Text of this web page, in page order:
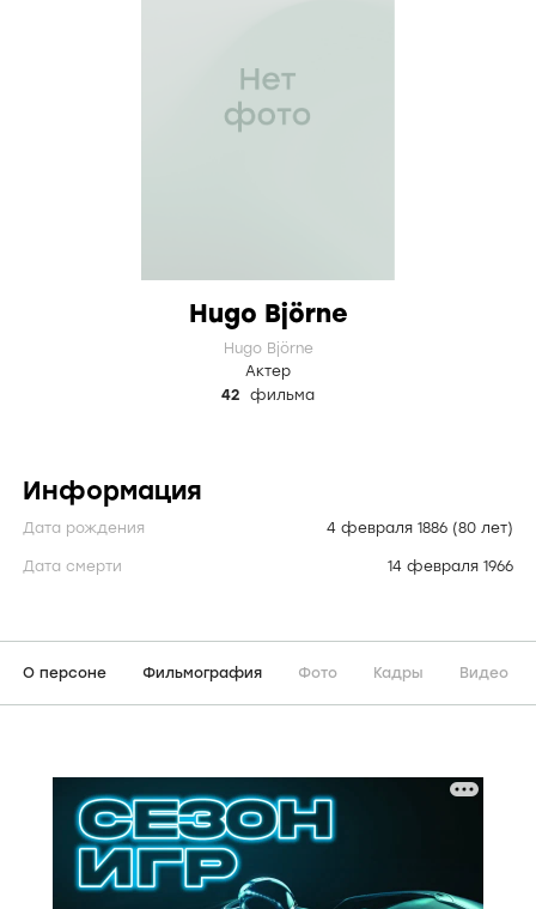
Hugo Björne
Hugo Björne
Актер
42
фильма
Информация
Дата рождения 4 февраля 1886 (80 лет)
Дата смерти 14 февраля 1966
О персоне Фильмография Фото Кадры Видео